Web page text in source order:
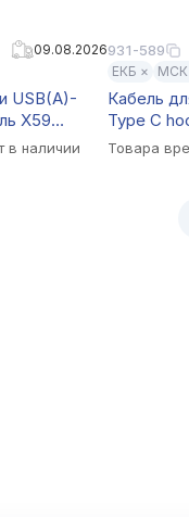
09.08.2026
USB(A)-
X59
в наличии
931-589
ЕКБ ×
МСК
Кабель
Type C
27Вт,
Товара